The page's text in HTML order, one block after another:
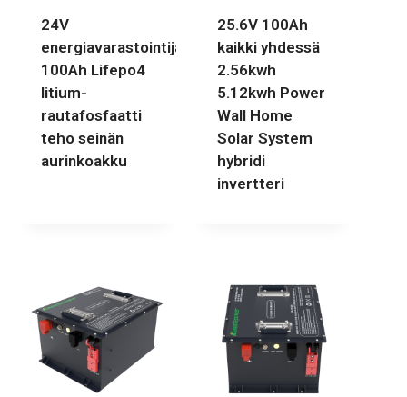
24V
energiavarastointijärjestelmä
100Ah Lifepo4
litium-
rautafosfaatti
teho seinän
aurinkoakku
25.6V 100Ah
kaikki yhdessä
2.56kwh
5.12kwh Power
Wall Home
Solar System
hybridi
invertteri